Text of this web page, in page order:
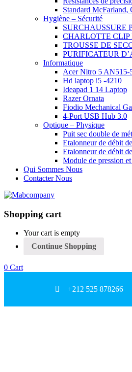
Standard
Hygiène – Sécurité
SURCHAUSSURE
CHARLOTTE CLIP
TROUSSE DE
PURIFICATEUR
Informatique
Acer Nitro 5 AN515-
Hd laptop i5 -4210
Ideapad 1 14 Laptop
Razer Ornata
Fiodio Mechanical
4-Port USB Hub 3.0
Optique – Physique
Puit sec double de
Etalonneur de débit
Etalonneur de débit
Module de pression
Qui Sommes Nous
Contacter Nous
Shopping cart
Your cart is empty
Continue Shopping
0 Cart
+212 525 878266